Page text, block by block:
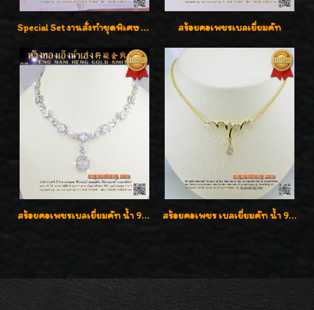
Special Set งานสั่งทำชุดพิเศษ เพชรคัดทุกชิ้น สวยหรูหรา ราคามิตรภาพค่ะ สร้อยคอเพชรเบลเยี่ยมคัท
สร้อยคอเพชรเบลเยี่ยมคัท น้ำ 99% E-Color / VVS น้ำหนักเพชรรวม 16.05 กะรัต สร้อยคอเพชร เบลเยี่ยมคัท น้ำ 98% F-Color/VVS รูปแบบหวานใส่สวยดูดีน่ารักสุดๆค่ะ